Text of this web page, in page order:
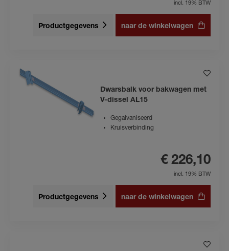
incl. 19% BTW
Productgegevens naar de winkelwagen
Dwarsbalk voor bakwagen met
V-dissel AL15
Gegalvaniseerd
Kruisverbinding
€ 226,10
incl. 19% BTW
Productgegevens naar de winkelwagen